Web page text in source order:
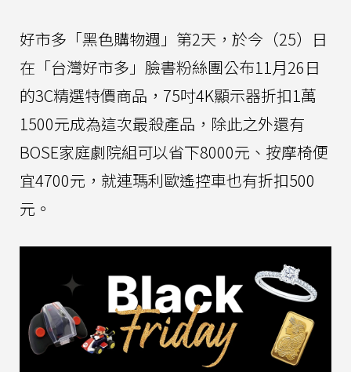
好市多「黑色購物週」第2天，於今（25）日
在「台灣好市多」臉書粉絲團公布11月26日
的3C精選特價商品，75吋4K顯示器折扣1萬
1500元成為這次最殺產品，除此之外還有
BOSE家庭劇院組可以省下8000元、按摩椅便
宜4700元，就連瑪利歐遙控車也有折扣500
元。